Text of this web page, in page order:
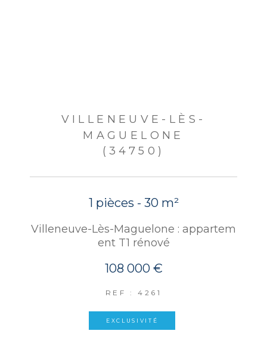
VILLENEUVE-LÈS-
MAGUELONE
(34750)
1 pièces - 30 m²
Villeneuve-Lès-Maguelone : appartem
ent T1 rénové
108 000 €
REF : 4261
EXCLUSIVITÉ